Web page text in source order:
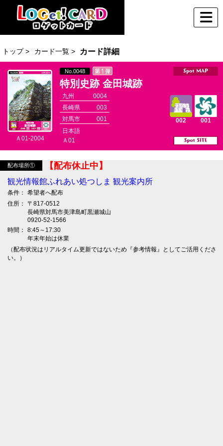
トップ > カード一覧 > カード詳細
Ａ01-2004
No.0048
特別史跡 金田城跡
九州
0004
長崎県
003
対馬市
001 002
001
日本語
Ａ01
配布場所① 【配布休止中】
観光情報館ふれあい処つしま 観光案内所
条件：
希望者へ配布
住所：
〒817-0512
長崎県対馬市美津島町黒瀬城山
0920-52-1566
時間：
8:45～17:30
年末年始は休業
（配布状況はリアルタイム更新ではないため『参考情報』としてご活用くださ
い。）